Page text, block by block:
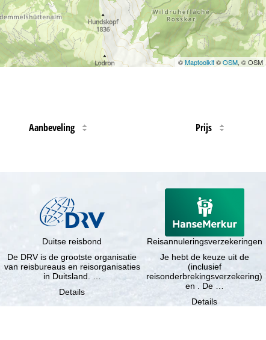
©Maptoolkit©OSM, © OSM
Aanbeveling Prijs
Duitse reisbond
De DRV is de grootste organisatie
van reisbureaus en reisorganisaties
in Duitsland. …
Details
Reisannuleringsverzekeringen
Je hebt de keuze uit de
(inclusief
reisonderbrekingsverzekering)
en . De …
Details